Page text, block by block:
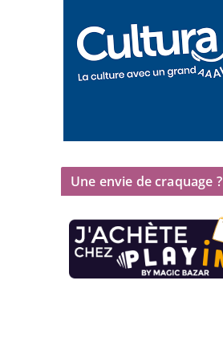
Une envie de craquage ?